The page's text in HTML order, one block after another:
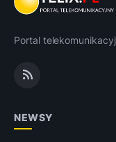
Portal
NEWSY